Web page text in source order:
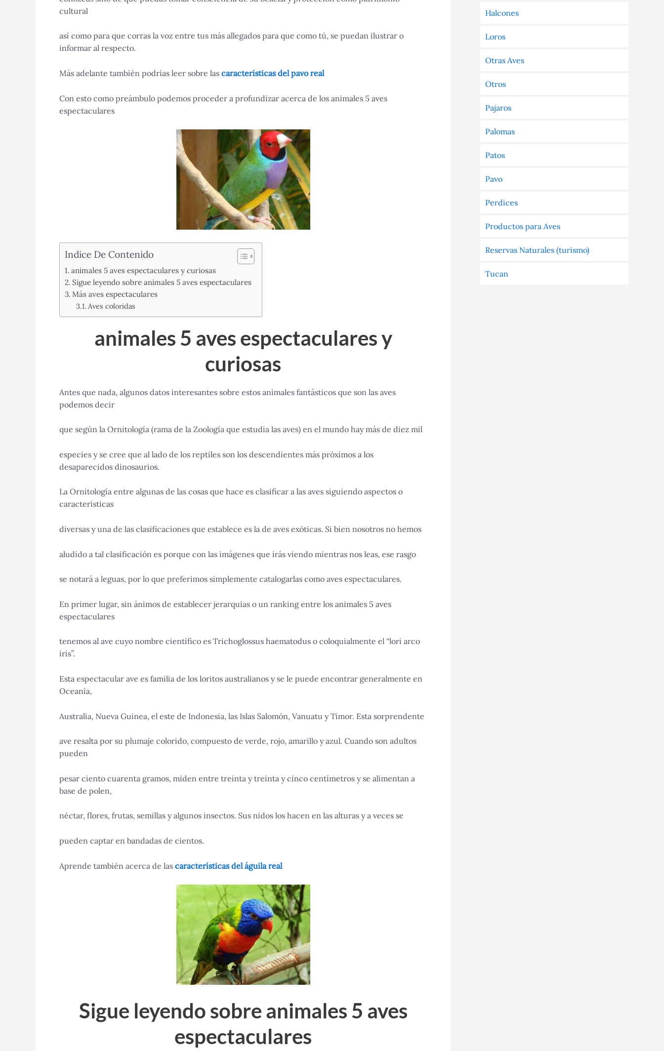
cultural
así como para que corras la voz entre tus más allegados para que como tú, se puedan ilustrar o
informar al respecto.
Más adelante también podrías leer sobre las características del pavo real
Con esto como preámbulo podemos proceder a profundizar acerca de los animales 5 aves
espectaculares
Indice De Contenido
animales 5 aves espectaculares y curiosas
Sigue leyendo sobre animales 5 aves espectaculares
Más aves espectaculares
Aves coloridas
animales 5 aves espectaculares y
curiosas
Antes que nada, algunos datos interesantes sobre estos animales fantásticos que son las aves
podemos decir
que según la Ornitología (rama de la Zoología que estudia las aves) en el mundo hay más de diez mil
especies y se cree que al lado de los reptiles son los descendientes más próximos a los
desaparecidos dinosaurios.
La Ornitología entre algunas de las cosas que hace es clasificar a las aves siguiendo aspectos o
características
diversas y una de las clasificaciones que establece es la de aves exóticas. Si bien nosotros no hemos
aludido a tal clasificación es porque con las imágenes que irás viendo mientras nos leas, ese rasgo
se notará a leguas, por lo que preferimos simplemente catalogarlas como aves espectaculares.
En primer lugar, sin ánimos de establecer jerarquías o un ranking entre los animales 5 aves
espectaculares
tenemos al ave cuyo nombre científico es Trichoglossus haematodus o coloquialmente el “lori arco
iris”.
Esta espectacular ave es familia de los loritos australianos y se le puede encontrar generalmente en
Oceanía,
Australia, Nueva Guinea, el este de Indonesia, las Islas Salomón, Vanuatu y Timor. Esta sorprendente
ave resalta por su plumaje colorido, compuesto de verde, rojo, amarillo y azul. Cuando son adultos
pueden
pesar ciento cuarenta gramos, miden entre treinta y treinta y cinco centímetros y se alimentan a
base de polen,
néctar, flores, frutas, semillas y algunos insectos. Sus nidos los hacen en las alturas y a veces se
pueden captar en bandadas de cientos.
Aprende también acerca de las características del águila real
Sigue leyendo sobre animales 5 aves
espectaculares
Halcones
Loros
Otras Aves
Otros
Pajaros
Palomas
Patos
Pavo
Perdices
Productos para Aves
Reservas Naturales (turismo)
Tucan